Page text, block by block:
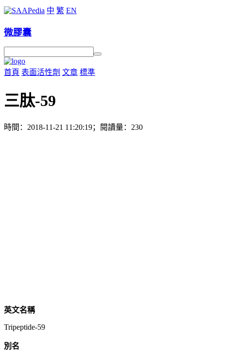
中 繁 EN
微膠囊
首頁 表面活性劑 文章 標準
三肽-59
時間：2018-11-21 11:20:19；閱讀量：230
英文名稱
Tripeptide-59
別名